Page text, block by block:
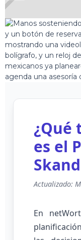
¿Qué
es el
Actualizado:
En